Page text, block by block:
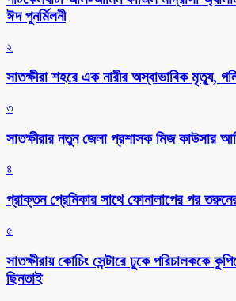
ঈদ পুনর্মিলনী
২
সাতক্ষীরা শহরে এক নারীর অস্বাভাবিক মৃত্যু,
৩
সাতক্ষীরার নতুন জেলা প্রশাসক মিজ কাউসার
৪
প্রাক্তন প্রেমিকার সাথে ফোনালাপের পর
৫
সাতক্ষীরায় কোচিং সেন্টারে ঢুকে পরিচালককে
ছিনতাই